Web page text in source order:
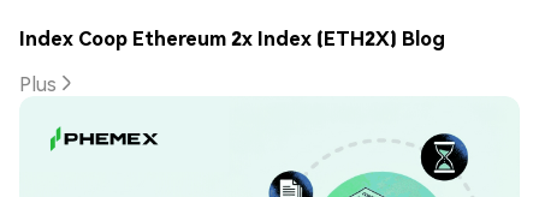
Index Coop Ethereum 2x Index (ETH2X) Blog
Plus